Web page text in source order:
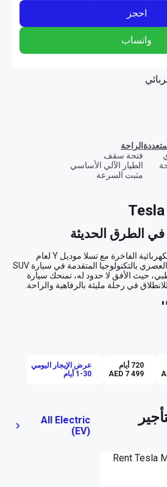
احجز
واتساب
الراحة
فتحة سقف
الطيار الآلي الأساسي
مثبت السرعة
في الطرق الحديثة
أجواء الخليج
720 أيام
AED 7 499
عرض الإيجار اليومي
1-30 أيام
All Electric
(EV)